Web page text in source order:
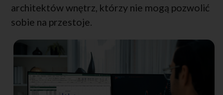
architektów wnętrz, którzy nie mogą pozwolić
sobie na przestoje.